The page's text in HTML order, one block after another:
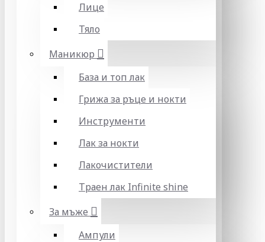
Лице
Тяло
Маникюр
База и топ лак
Грижа за ръце и нокти
Инструменти
Лак за нокти
Лакочистители
Траен лак Infinite shine
За мъже
Ампули